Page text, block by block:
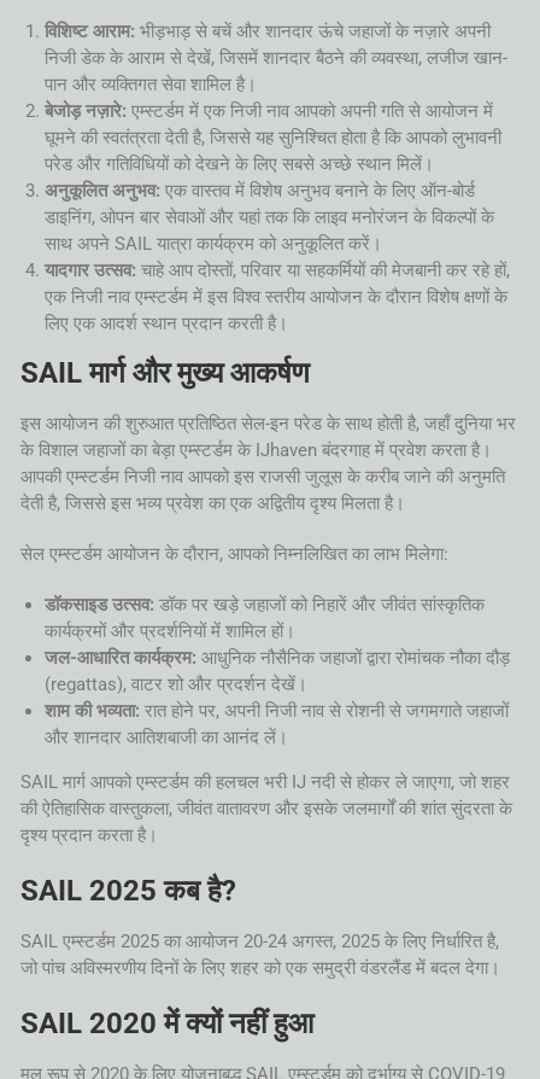
विशिष्ट आराम: भीड़भाड़ से बचें और शानदार ऊंचे जहाजों के नज़ारे अपनी
निजी डेक के आराम से देखें, जिसमें शानदार बैठने की व्यवस्था, लजीज खान-
पान और व्यक्तिगत सेवा शामिल है।
बेजोड़ नज़ारे: एम्स्टर्डम में एक निजी नाव आपको अपनी गति से आयोजन में
घूमने की स्वतंत्रता देती है, जिससे यह सुनिश्चित होता है कि आपको लुभावनी
परेड और गतिविधियों को देखने के लिए सबसे अच्छे स्थान मिलें।
अनुकूलित अनुभव: एक वास्तव में विशेष अनुभव बनाने के लिए ऑन-बोर्ड
डाइनिंग, ओपन बार सेवाओं और यहां तक कि लाइव मनोरंजन के विकल्पों के
साथ अपने SAIL यात्रा कार्यक्रम को अनुकूलित करें।
यादगार उत्सव: चाहे आप दोस्तों, परिवार या सहकर्मियों की मेजबानी कर रहे हों,
एक निजी नाव एम्स्टर्डम में इस विश्व स्तरीय आयोजन के दौरान विशेष क्षणों के
लिए एक आदर्श स्थान प्रदान करती है।
SAIL मार्ग और मुख्य आकर्षण
इस आयोजन की शुरुआत प्रतिष्ठित सेल-इन परेड के साथ होती है, जहाँ दुनिया भर
के विशाल जहाजों का बेड़ा एम्स्टर्डम के IJhaven बंदरगाह में प्रवेश करता है।
आपकी एम्स्टर्डम निजी नाव आपको इस राजसी जुलूस के करीब जाने की अनुमति
देती है, जिससे इस भव्य प्रवेश का एक अद्वितीय दृश्य मिलता है।
सेल एम्स्टर्डम आयोजन के दौरान, आपको निम्नलिखित का लाभ मिलेगा:
डॉकसाइड उत्सव: डॉक पर खड़े जहाजों को निहारें और जीवंत सांस्कृतिक
कार्यक्रमों और प्रदर्शनियों में शामिल हों।
जल-आधारित कार्यक्रम: आधुनिक नौसैनिक जहाजों द्वारा रोमांचक नौका दौड़
(regattas), वाटर शो और प्रदर्शन देखें।
शाम की भव्यता: रात होने पर, अपनी निजी नाव से रोशनी से जगमगाते जहाजों
और शानदार आतिशबाजी का आनंद लें।
SAIL मार्ग आपको एम्स्टर्डम की हलचल भरी IJ नदी से होकर ले जाएगा, जो शहर
की ऐतिहासिक वास्तुकला, जीवंत वातावरण और इसके जलमार्गों की शांत सुंदरता के
दृश्य प्रदान करता है।
SAIL 2025 कब है?
SAIL एम्स्टर्डम 2025 का आयोजन 20-24 अगस्त, 2025 के लिए निर्धारित है,
जो पांच अविस्मरणीय दिनों के लिए शहर को एक समुद्री वंडरलैंड में बदल देगा।
SAIL 2020 में क्यों नहीं हुआ
मूल रूप से 2020 के लिए योजनाबद्ध SAIL एम्स्टर्डम को दुर्भाग्य से COVID-19